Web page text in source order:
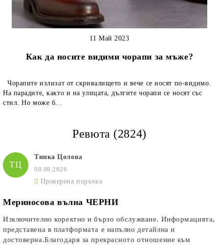
Как да носите видими чорапи за мъже?
11 Май 2023
Чорапите излизат от скривалището и вече се носят по-видимо.
На парадите, както и на улицата, дългите чорапи се носят със
стил. Но може б...
Ревюта (2824)
ТЦ
Тинка Цолова
08.08.2026
Проверена поръчка
Мериносова вълна ЧЕРНИ
Изключително коректно и бързо обслужване. Информацията,
представена в платформата е напълно детайлна и
достоверна.Благодаря за прекрасното отношение към